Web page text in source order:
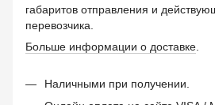
габаритов отправления и
перевозчика.
Больше информации о доставке
Наличными при получении.